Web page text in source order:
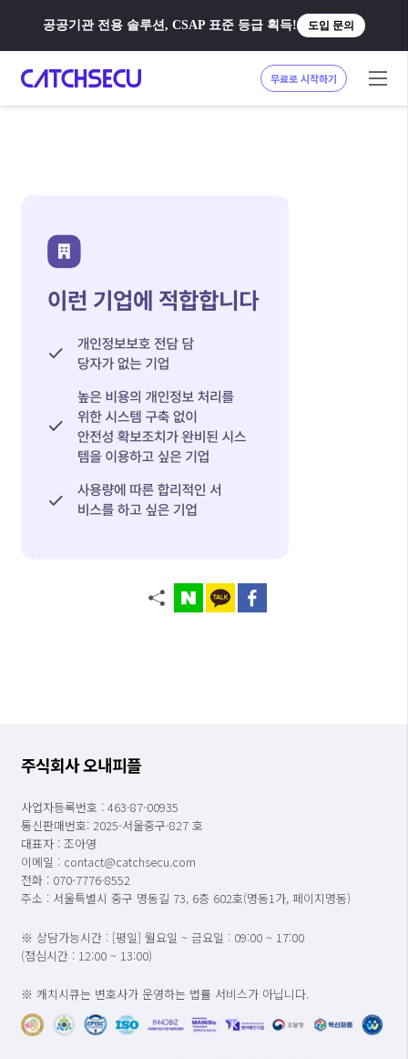
공공기관 전용 솔루션, CSAP 표준 등급 획득! 도입 문의
무료로 시작하기
주식회사 오내피플
사업자등록번호 : 463-87-00935
통신판매번호: 2025-서울중구-827 호
대표자 : 조아영
이메일 : contact@catchsecu.com
전화 : 070-7776-8552
주소 : 서울특별시 중구 명동길 73, 6층 602호(명동1가, 페이지명동)
※ 상담가능시간 : [평일] 월요일 ~ 금요일 : 09:00 ~ 17:00
(점심시간 : 12:00 ~ 13:00)
※ 캐치시큐는 변호사가 운영하는 법률 서비스가 아닙니다.